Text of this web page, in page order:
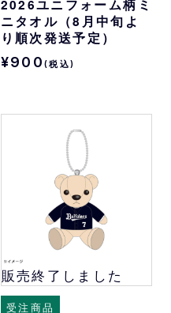
2026ユニフォーム柄ミ
ニタオル（8月中旬よ
り順次発送予定）
¥900(税込)
販売終了しました
受注商品